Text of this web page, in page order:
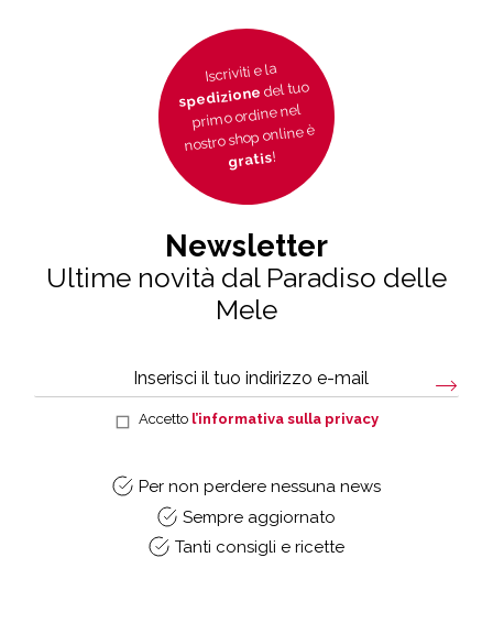
Iscriviti e la
spedizionedel tuo
primo ordine nel
nostro shop online è
gratis!
Newsletter
Ultime novità dal Paradiso delle
Mele
Accetto l’informativa sulla privacy
Per non perdere nessuna news
Sempre aggiornato
Tanti consigli e ricette